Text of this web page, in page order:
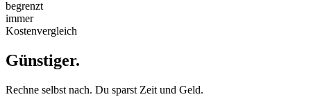
begrenzt
immer
Kostenvergleich
Günstiger.
Rechne selbst nach. Du sparst Zeit und Geld.